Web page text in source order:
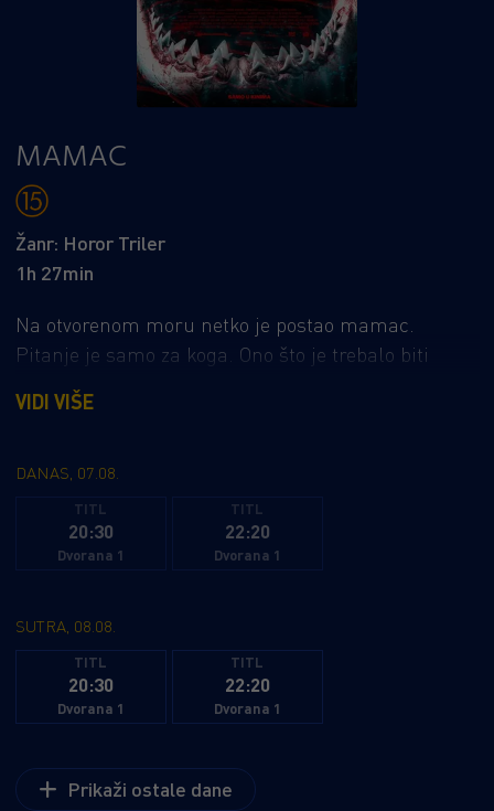
MAMAC
Žanr: Horor Triler
1h 27min
Na otvorenom moru netko je postao mamac.
Pitanje je samo za koga. Ono što je trebalo biti
bezbrižno krstarenje Mediteranom pretvara se u
noćnu moru kada se mladi bračni par pridruži
beskrajnog plavetnila i daleko od kopna, njihovo
putovanje poprima smrtonosan zaokret. Dok
morski pas kruži oko jahte čekajući svoju priliku,
među putnicima se krije još opasnija prijetnja –
između nemilosrdnog predatora iz dubina i ubojice
kojem ne mogu pobjeći, prijatelji će morati učiniti
sve kako bi preživjeli.
VIDI VIŠE
DANAS, 07.08.
TITL
20:30
Dvorana 1
TITL
22:20
Dvorana 1
SUTRA, 08.08.
TITL
20:30
Dvorana 1
TITL
22:20
Dvorana 1
Prikaži ostale dane